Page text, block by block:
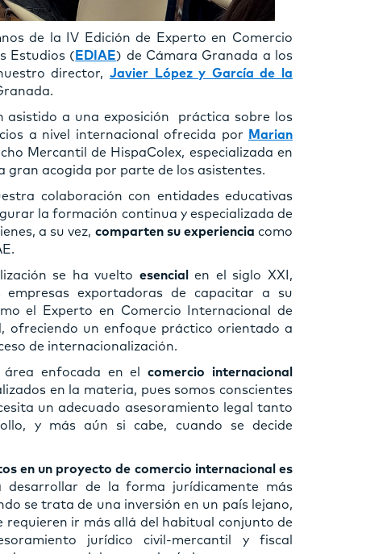
de la IV Edición de Experto en Comercio
Estudios ( EDIAE) de Cámara Granada a los
director, Javier López y García de la
asistido a una exposición práctica sobre los
a nivel internacional ofrecida por Marian
Mercantil de HispaColex, especializada en
gran acogida por parte de los asistentes.
colaboración con entidades educativas
la formación continua y especializada de
a su vez, comparten su experiencia como
se ha vuelto esencialen el siglo XXI,
exportadoras de capacitar a su
el Experto en Comercio Internacional de
ofreciendo un enfoque práctico orientado a
de internacionalización.
área enfocada en elcomercio internacional
en la materia, pues somos conscientes
un adecuado asesoramiento legal tanto
y más aún si cabe, cuando se decide
en un proyecto de comercio internacional es
desarrollar de la forma jurídicamente más
se trata de una inversión en un país lejano,
ir más allá del habitual conjunto de
jurídico civil-mercantil y fiscal